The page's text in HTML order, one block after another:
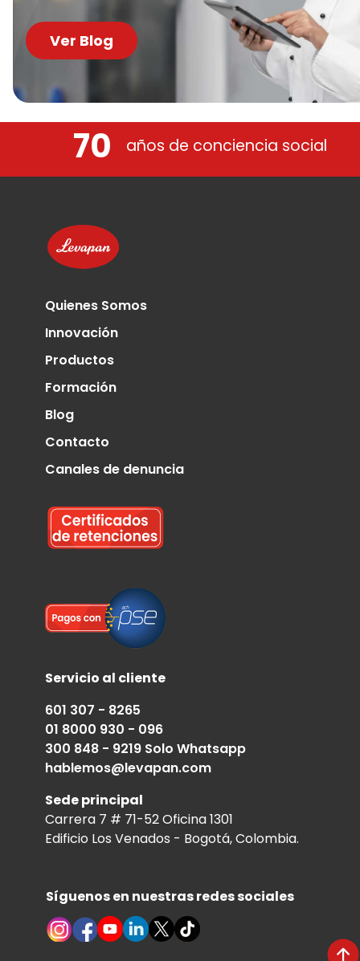
Ver Blog
70 años de conciencia social
Quienes Somos
Innovación
Productos
Formación
Blog
Contacto
Canales de denuncia
Servicio al cliente
601 307 - 8265
01 8000 930 - 096
300 848 - 9219 Solo Whatsapp
hablemos@levapan.com
Sede principal
Carrera 7 # 71-52 Oficina 1301
Edificio Los Venados - Bogotá, Colombia.
Síguenos en nuestras redes sociales